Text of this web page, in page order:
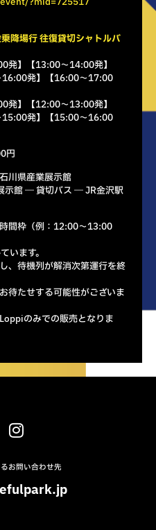
降場行 往復貸切シャトルバ
】【13:00～14:00発】
16:00発】【16:00～17:00
】【12:00～13:00発】
15:00発】【15:00～16:00
円
川県産業展示館
示館 ― 貸切バス ― JR金沢駅
間枠（例：12:00～13:00
います。
、待機列が解消次第運行を終
待たせする可能性がございま
のみでの販売となりま
お問い合わせ先